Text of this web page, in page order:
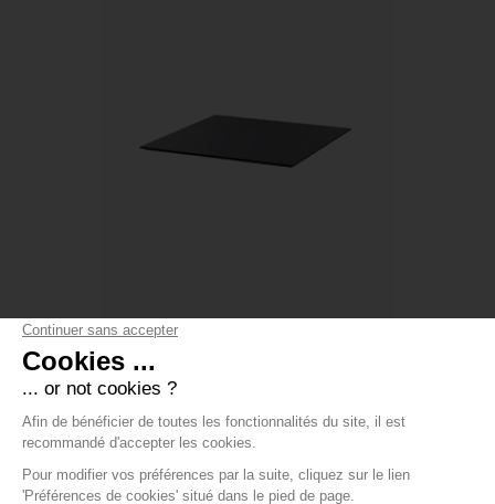
PLATEAUX EXTÉRIEUR 70X70CM